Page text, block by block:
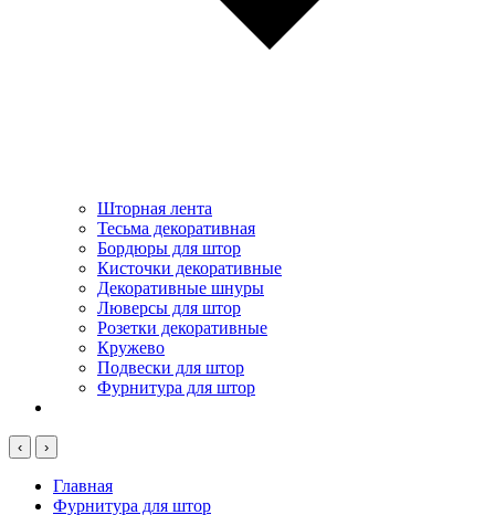
Шторная лента
Тесьма декоративная
Бордюры для штор
Кисточки декоративные
Декоративные шнуры
Люверсы для штор
Розетки декоративные
Кружево
Подвески для штор
Фурнитура для штор
‹ ›
Главная
Фурнитура для штор